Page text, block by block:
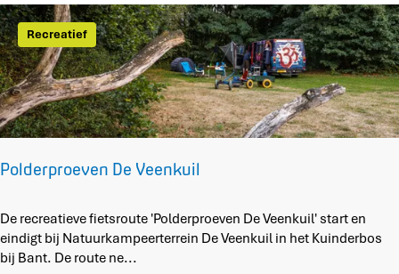
e
t
s
r
o
u
t
V
d
r
o
Polderproeven De Veenkuil
P
o
l
Recreatief
De recreatieve fietsroute 'Polderproeven De Veenkuil' start en
eindigt bij Natuurkampeerterrein De Veenkuil in het Kuinderbos
bij Bant. De route ne...